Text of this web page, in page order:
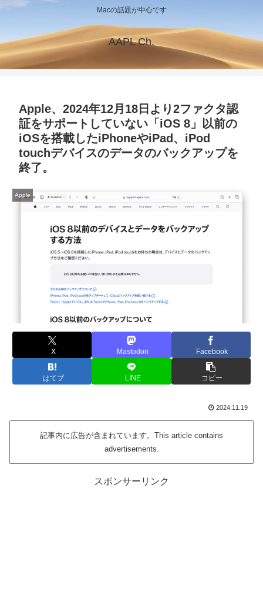
Macの話題が中心です
AAPL Ch.
Apple、2024年12月18日より2ファクタ認
証をサポートしていない「iOS 8」以前の
iOSを搭載したiPhoneやiPad、iPod
touchデバイスのデータのバックアップを
終了。
Apple
X Mastodon Facebook
はてブ LINE コピー
2024.11.19
記事内に広告が含まれています。This article contains
advertisements.
スポンサーリンク